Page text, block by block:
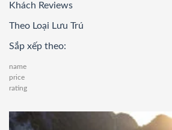
Khách Reviews
Theo Loại Lưu Trú
Sắp xếp theo:
name
price
rating